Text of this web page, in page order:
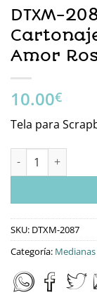
DTXM-
Amor
10.00€
Tela para
DTXM-2087
SKU: DTXM-2087
Categoría: